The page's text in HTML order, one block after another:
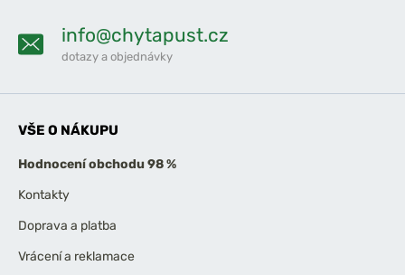
info@chytapust.cz
dotazy a objednávky
VŠE O NÁKUPU
Hodnocení obchodu 98 %
Kontakty
Doprava a platba
Vrácení a reklamace